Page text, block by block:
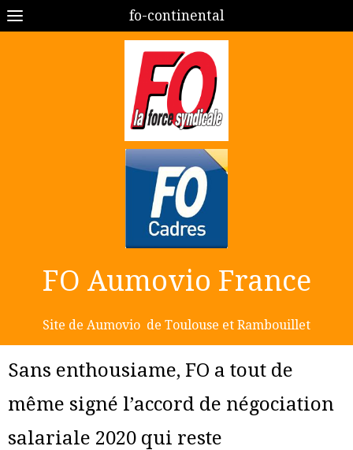
fo-continental
FO Aumovio France
Site de Aumovio de Toulouse et Rambouillet
Sans enthousiame, FO a tout de
même signé l’accord de négociation
salariale 2020 qui reste